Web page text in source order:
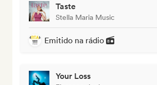
Taste
Stella Maria Music
Emitido na rádio
Your Loss